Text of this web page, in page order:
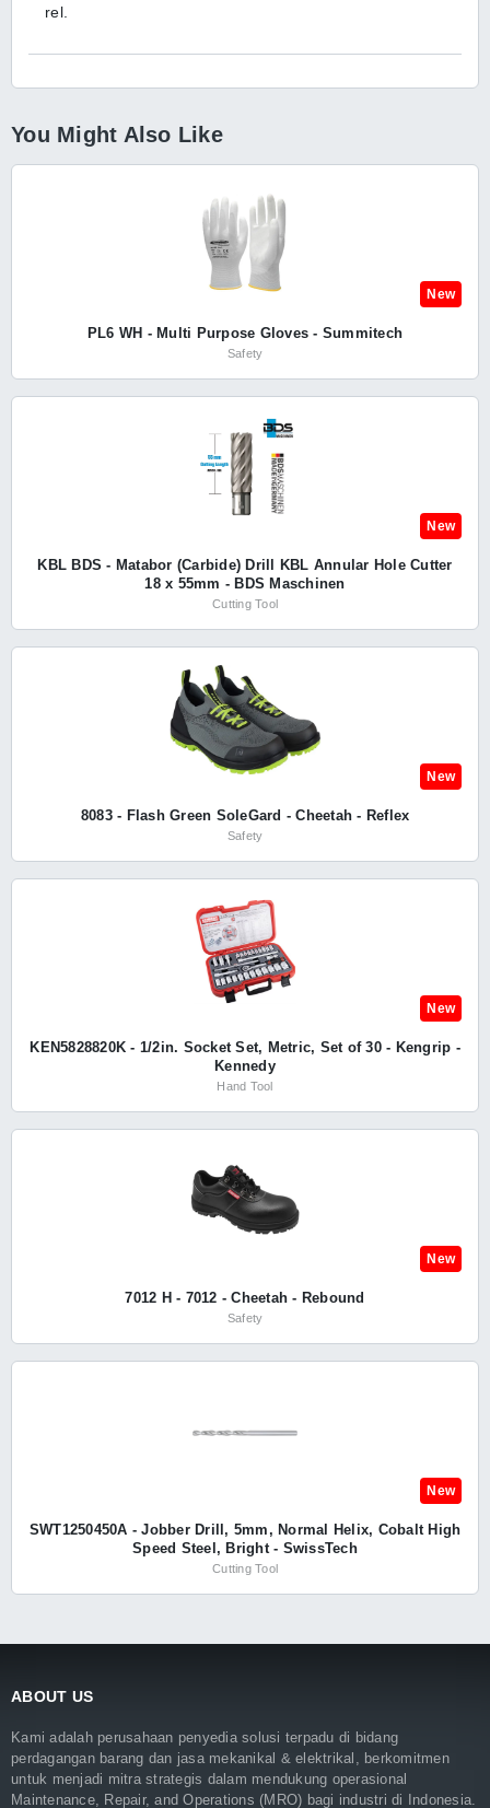
rel.
You Might Also Like
New
PL6 WH - Multi Purpose Gloves - Summitech
Safety
New
KBL BDS - Matabor (Carbide) Drill KBL Annular Hole Cutter
18 x 55mm - BDS Maschinen
Cutting Tool
New
8083 - Flash Green SoleGard - Cheetah - Reflex
Safety
New
KEN5828820K - 1/2in. Socket Set, Metric, Set of 30 - Kengrip -
Kennedy
Hand Tool
New
7012 H - 7012 - Cheetah - Rebound
Safety
New
SWT1250450A - Jobber Drill, 5mm, Normal Helix, Cobalt High
Speed Steel, Bright - SwissTech
Cutting Tool
ABOUT US
Kami adalah perusahaan penyedia solusi terpadu di bidang
perdagangan barang dan jasa mekanikal & elektrikal, berkomitmen
untuk menjadi mitra strategis dalam mendukung operasional
Maintenance, Repair, and Operations (MRO) bagi industri di Indonesia.